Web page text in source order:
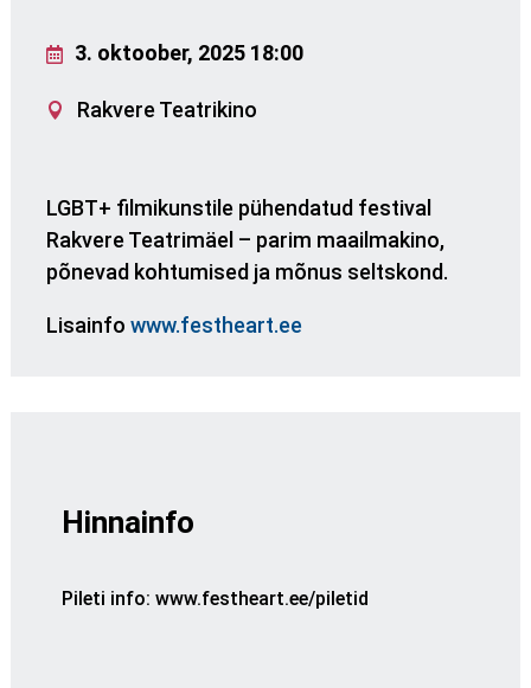
3. oktoober, 2025 18:00
Rakvere Teatrikino
LGBT+ filmikunstile pühendatud festival
Rakvere Teatrimäel – parim maailmakino,
põnevad kohtumised ja mõnus seltskond.
Lisainfo www.festheart.ee
Hinnainfo
Pileti info: www.festheart.ee/piletid